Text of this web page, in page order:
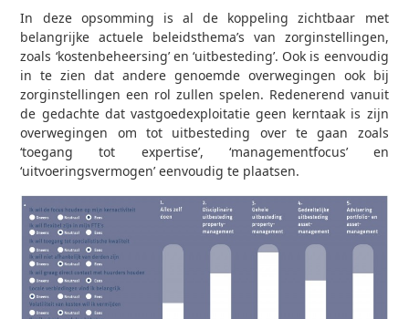
In deze opsomming is al de koppeling zichtbaar met
belangrijke actuele beleidsthema’s van zorginstellingen,
zoals ‘kostenbeheersing’ en ‘uitbesteding’. Ook is eenvoudig
in te zien dat andere genoemde overwegingen ook bij
zorginstellingen een rol zullen spelen. Redenerend vanuit
de gedachte dat vastgoedexploitatie geen kerntaak is zijn
overwegingen om tot uitbesteding over te gaan zoals
‘toegang tot expertise’, ‘managementfocus’ en
‘uitvoeringsvermogen’ eenvoudig te plaatsen.